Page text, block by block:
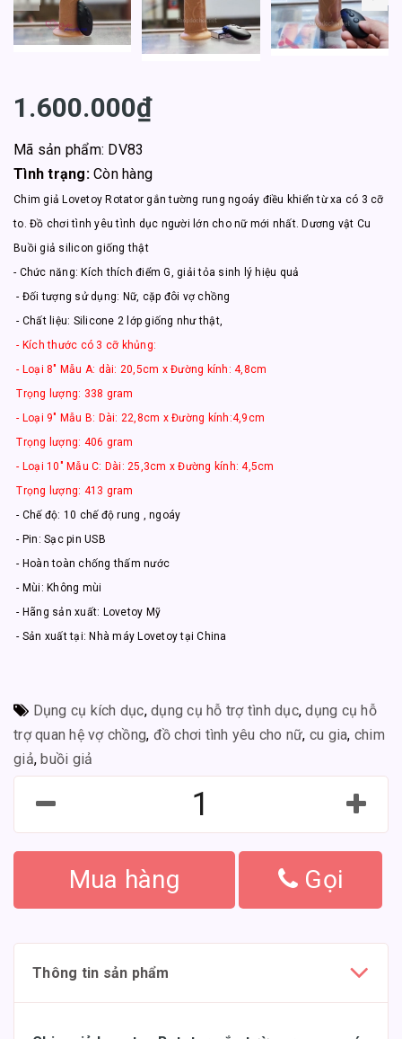
1.600.000₫
Mã sản phẩm: DV83
Tình trạng: Còn hàng
Chim giả Lovetoy Rotator gắn tường rung ngoáy điều khiển từ xa có 3 cỡ
to. Đồ chơi tình yêu tình dục người lớn cho nữ mới nhất. Dương vật Cu
Buồi giả silicon giống thật
- Chức năng: Kích thích điểm G, giải tỏa sinh lý hiệu quả
- Đối tượng sử dụng: Nữ, cặp đôi vợ chồng
- Chất liệu: Silicone 2 lớp giống như thật,
- Kích thước có 3 cỡ khủng:
- Loại 8" Mẫu A: dài: 20,5cm x Đường kính: 4,8cm
Trọng lượng: 338 gram
- Loại 9" Mẫu B: Dài: 22,8cm x Đường kính:4,9cm
Trọng lượng: 406 gram
- Loại 10" Mẫu C: Dài: 25,3cm x Đường kính: 4,5cm
Trọng lượng: 413 gram
- Chế độ: 10 chế độ rung , ngoáy
- Pin: Sạc pin USB
- Hoàn toàn chống thấm nước
- Mùi: Không mùi
- Hãng sản xuất: Lovetoy Mỹ
- Sản xuất tại: Nhà máy Lovetoy tại China
Dụng cụ kích dục, dụng cụ hỗ trợ tình dục,dụng cụ hỗ
trợ quan hệ vợ chồng, đồ chơi tình yêu cho nữ, cu gia, chim
giả, buồi giả
Mua hàng Gọi
Thông tin sản phẩm